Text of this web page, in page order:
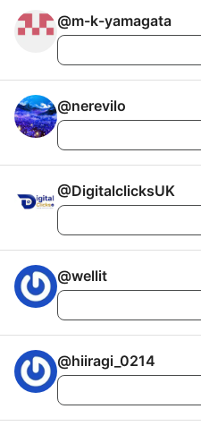
@m-k-yamagata
@nerevilo
@DigitalclicksUK
@wellit
@hiiragi_0214